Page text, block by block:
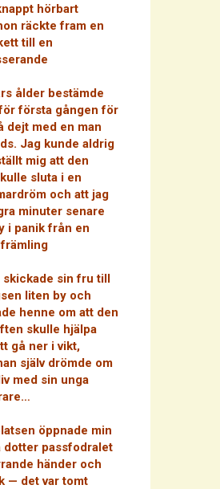
hörbart
räckte fram en
till en
ålder bestämde
första gången för
dejt med en man
Jag kunde aldrig
mig att den
sluta i en
och att jag
minuter senare
i panik från en
skickade sin fru till
liten by och
henne om att den
skulle hjälpa
gå ner i vikt,
själv drömde om
med sin unga
öppnade min
dotter passfodralet
händer och
— det var tomt